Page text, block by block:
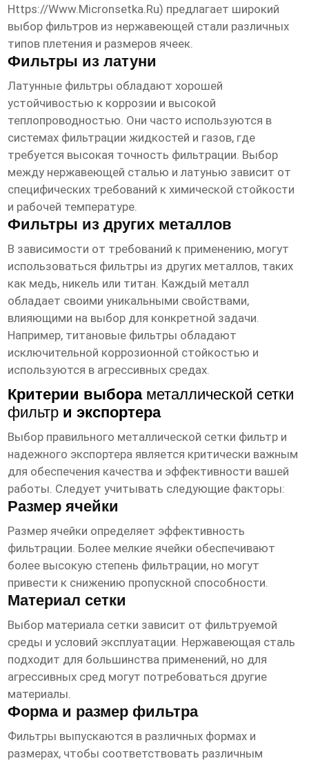
Https://www.micronsetka.ru) предлагает широкий
выбор фильтров из нержавеющей стали различных
типов плетения и размеров ячеек.
Фильтры из латуни
Латунные фильтры обладают хорошей
устойчивостью к коррозии и высокой
теплопроводностью. Они часто используются в
системах фильтрации жидкостей и газов, где
требуется высокая точность фильтрации. Выбор
между нержавеющей сталью и латунью зависит от
специфических требований к химической стойкости
и рабочей температуре.
Фильтры из других металлов
В зависимости от требований к применению, могут
использоваться фильтры из других металлов, таких
как медь, никель или титан. Каждый металл
обладает своими уникальными свойствами,
влияющими на выбор для конкретной задачи.
Например, титановые фильтры обладают
исключительной коррозионной стойкостью и
используются в агрессивных средах.
Критерии выбора металлической сетки
фильтр и экспортера
Выбор правильного металлической сетки фильтр и
надежного экспортера является критически важным
для обеспечения качества и эффективности вашей
работы. Следует учитывать следующие факторы:
Размер ячейки
Размер ячейки определяет эффективность
фильтрации. Более мелкие ячейки обеспечивают
более высокую степень фильтрации, но могут
привести к снижению пропускной способности.
Материал сетки
Выбор материала сетки зависит от фильтруемой
среды и условий эксплуатации. Нержавеющая сталь
подходит для большинства применений, но для
агрессивных сред могут потребоваться другие
материалы.
Форма и размер фильтра
Фильтры выпускаются в различных формах и
размерах, чтобы соответствовать различным